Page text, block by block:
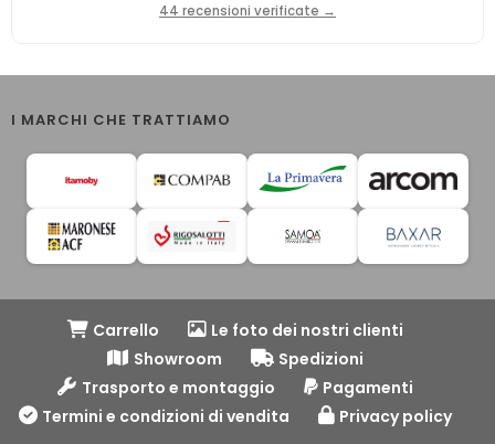
44 recensioni verificate →
I MARCHI CHE TRATTIAMO
Carrello
Le foto dei nostri clienti
Showroom
Spedizioni
Trasporto e montaggio
Pagamenti
Termini e condizioni di vendita
Privacy policy